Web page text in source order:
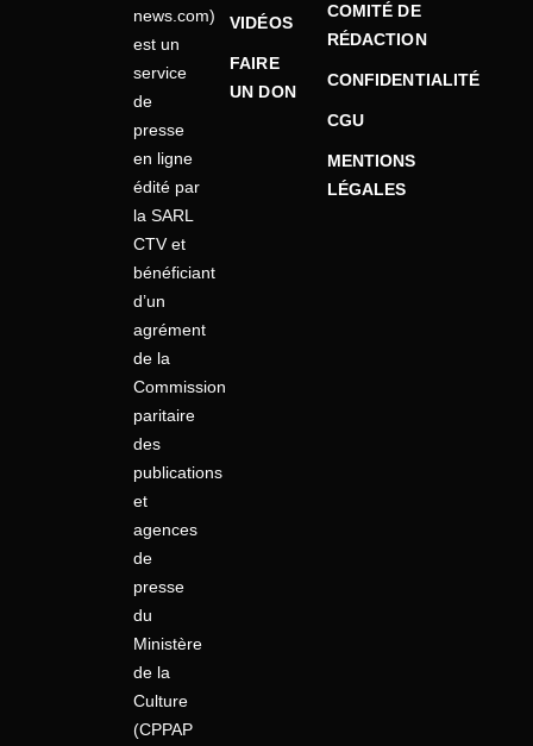
news.com)
est un
service
de
presse
en ligne
édité par
la SARL
CTV et
bénéficiant
d’un
agrément
de la
Commission
paritaire
des
publications
et
agences
de
presse
du
Ministère
de la
Culture
(CPPAP
VIDÉOS
FAIRE
UN DON
COMITÉ DE
RÉDACTION
CONFIDENTIALITÉ
CGU
MENTIONS
LÉGALES